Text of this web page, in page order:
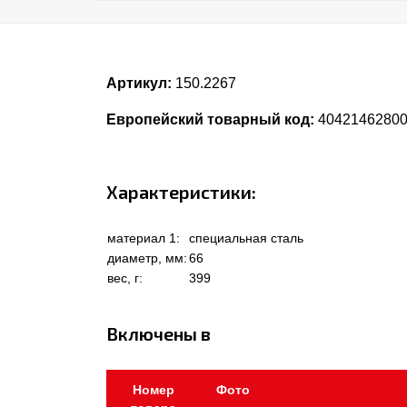
Артикул: 150.2267
Европейский товарный код:
Характеристики:
материал 1:
специальная сталь
диаметр, мм:66
вес, г:
399
Включены в
Номер
Фото